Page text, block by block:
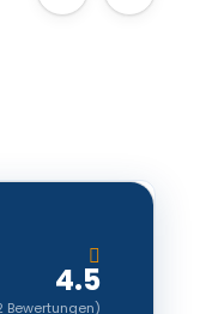
4.5
Bewertungen)